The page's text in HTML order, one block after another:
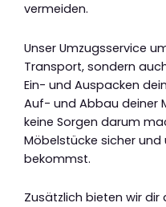
vermeiden.
Unser Umzugsservice
Transport, sondern
Ein- und Auspacken
Auf- und Abbau deiner
keine Sorgen darum
Möbelstücke sicher
bekommst.
Zusätzlich bieten wir dir